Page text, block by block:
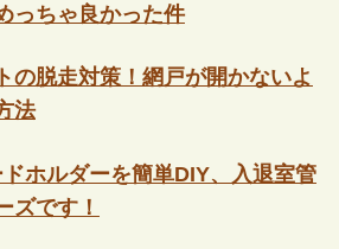
っちゃ良かった件
の脱走対策！網戸が開かないよ
法
ホルダーを簡単DIY、入退室管
ズです！